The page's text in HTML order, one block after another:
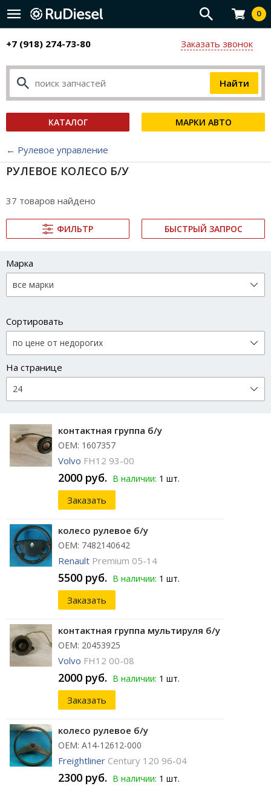
0
+7 (918) 274-73-80 Заказать звонок
КАТАЛОГ МАРКИ АВТО
← Рулевое управление
РУЛЕВОЕ КОЛЕСО Б/У
37 товаров найдено
ФИЛЬТР БЫСТРЫЙ ЗАПРОС
Марка
Сортировать
На странице
контактная группа б/у
ОЕМ: 1607357
Volvo FH12 93-00
2000 руб. В наличии: 1 шт.
Заказать
колесо рулевое б/у
ОЕМ: 7482140642
Renault Premium 05-14
5500 руб. В наличии: 1 шт.
Заказать
контактная группа мультируля б/у
ОЕМ: 20453925
Volvo FH12 00-08
2000 руб. В наличии: 1 шт.
Заказать
колесо рулевое б/у
ОЕМ: A14-12612-000
Freightliner Century 120 96-04
2300 руб. В наличии: 1 шт.